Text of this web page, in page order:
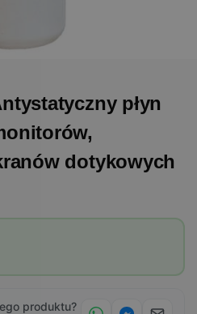
płyn
dotykowych
produktu?